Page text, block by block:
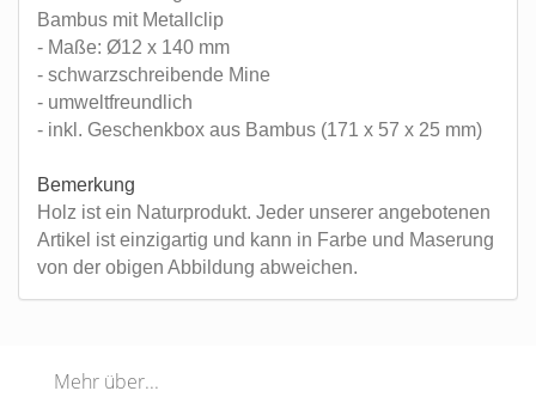
Bambus mit Metallclip
- Maße: Ø12 x 140 mm
- schwarzschreibende Mine
- umweltfreundlich
- inkl. Geschenkbox aus Bambus (171 x 57 x 25 mm)
Bemerkung
Holz ist ein Naturprodukt. Jeder unserer angebotenen
Artikel ist einzigartig und kann in Farbe und Maserung
von der obigen Abbildung abweichen.
Mehr über...